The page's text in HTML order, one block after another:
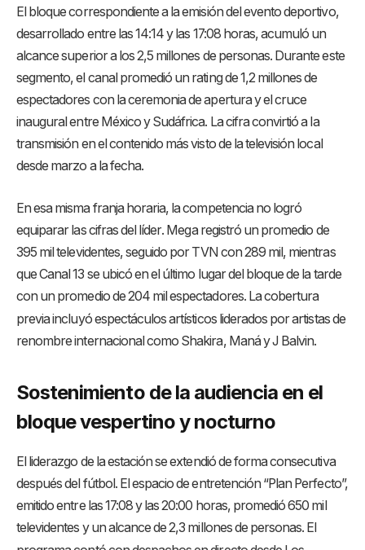
El bloque correspondiente a la emisión del evento deportivo,
desarrollado entre las 14:14 y las 17:08 horas, acumuló un
alcance superior a los 2,5 millones de personas. Durante este
segmento, el canal promedió un rating de 1,2 millones de
espectadores con la ceremonia de apertura y el cruce
inaugural entre México y Sudáfrica. La cifra convirtió a la
transmisión en el contenido más visto de la televisión local
desde marzo a la fecha.
En esa misma franja horaria, la competencia no logró
equiparar las cifras del líder. Mega registró un promedio de
395 mil televidentes, seguido por TVN con 289 mil, mientras
que Canal 13 se ubicó en el último lugar del bloque de la tarde
con un promedio de 204 mil espectadores. La cobertura
previa incluyó espectáculos artísticos liderados por artistas de
renombre internacional como Shakira, Maná y J Balvin.
Sostenimiento de la audiencia en el
bloque vespertino y nocturno
El liderazgo de la estación se extendió de forma consecutiva
después del fútbol . El espacio de entretención “Plan Perfecto”,
emitido entre las 17:08 y las 20:00 horas, promedió 650 mil
televidentes y un alcance de 2,3 millones de personas. El